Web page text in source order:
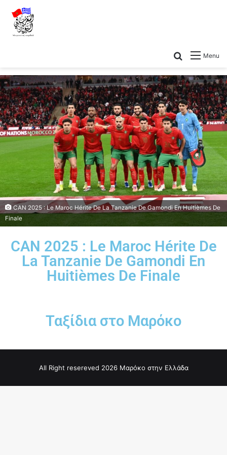
Menu
CAN 2025 : Le Maroc Hérite De La Tanzanie De Gamondi En Huitièmes De
Finale
CAN 2025 : Le Maroc Hérite De
La Tanzanie De Gamondi En
Huitièmes De Finale
Ταξίδια στο Μαρόκο
All Right resereved 2026 Μαρόκο στην Ελλάδα